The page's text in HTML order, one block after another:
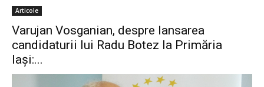
Articole
Varujan Vosganian, despre lansarea
candidaturii lui Radu Botez la Primăria
Iași:...